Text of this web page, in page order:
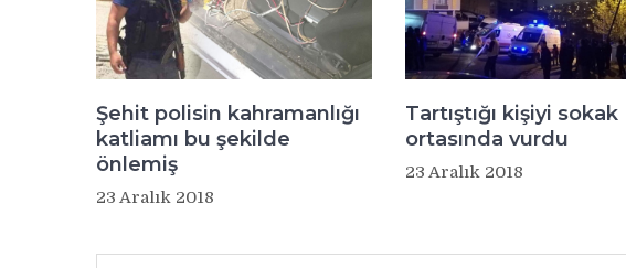
Şehit polisin kahramanlığı
katliamı bu şekilde
önlemiş
23 Aralık 2018
Tartıştığı kişiyi sokak
ortasında vurdu
23 Aralık 2018